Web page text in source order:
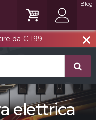
close
da € 199
Blog
elettrica